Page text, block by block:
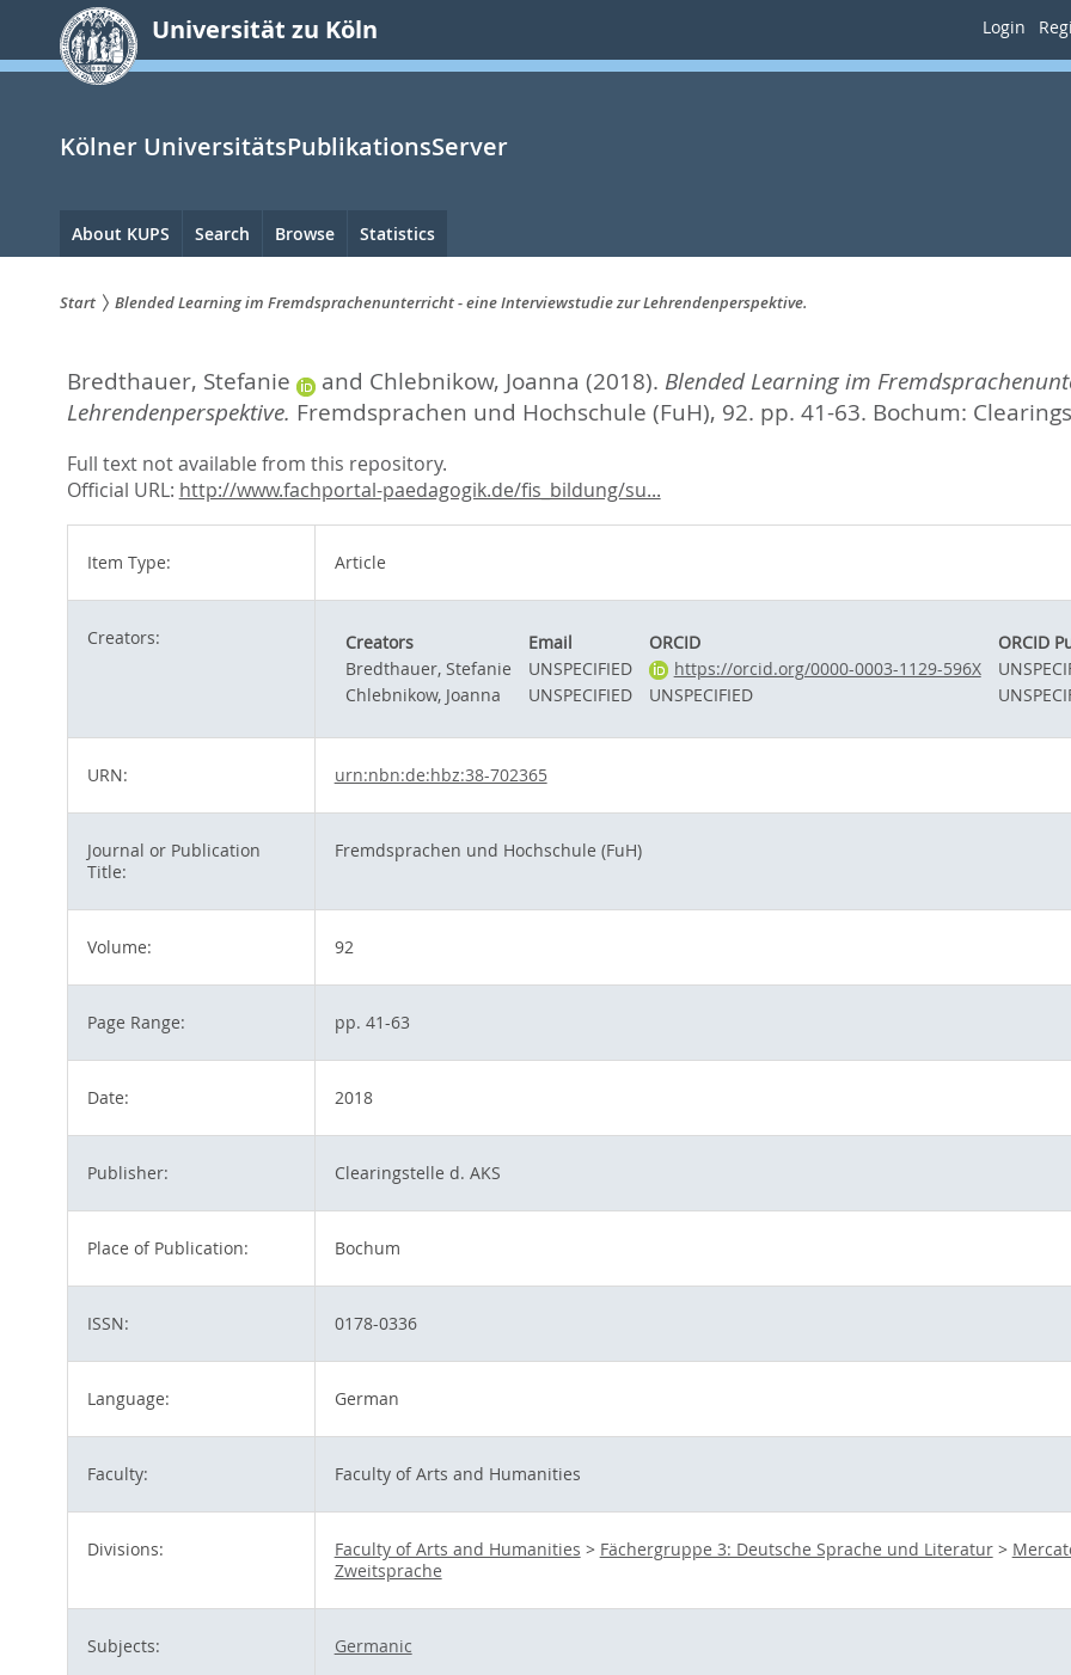
springen
Universität zu Köln Login
Kölner UniversitätsPublikationsServer
Hauptnavigation
About KUPS Search Browse Statistics
sind
hier:
Start Blended Learning im Fremdsprachenunterricht - eine Interviewstudie zur Lehrendenperspektive.
Bredthauer, Stefanie and Chlebnikow, Joanna (2018). Blended Learning im
Lehrendenperspektive. Fremdsprachen und Hochschule (FuH), 92. pp. 41-63. Bochum:
Full text not available from this repository.
Official URL: http://www.fachportal-paedagogik.de/fis_bildung/su...
Item Type: Article
Creators: Creators Email ORCID
ORCID
Bredthauer, Stefanie
UNSPECIFIED https://orcid.org/0000-0003-1129-596X
Chlebnikow, Joanna
UNSPECIFIED UNSPECIFIED
URN: urn:nbn:de:hbz:38-702365
Journal or Publication
Title:
Fremdsprachen und Hochschule (FuH)
Volume: 92
Page Range: pp. 41-63
Date: 2018
Publisher: Clearingstelle d. AKS
Place of Publication: Bochum
ISSN: 0178-0336
Language: German
Faculty: Faculty of Arts and Humanities
Divisions: Faculty of Arts and Humanities > Fächergruppe 3: Deutsche Sprache und Literatur>
Zweitsprache
Subjects: Germanic